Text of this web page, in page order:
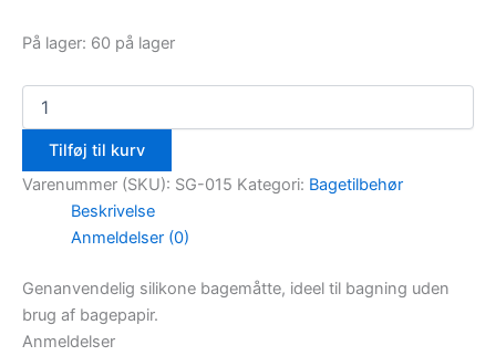
På lager: 60 på lager
Tilføj til kurv
Varenummer (SKU): SG-015 Kategori: Bagetilbehør
Beskrivelse
Anmeldelser (0)
Genanvendelig silikone bagemåtte, ideel til bagning uden
brug af bagepapir.
Anmeldelser